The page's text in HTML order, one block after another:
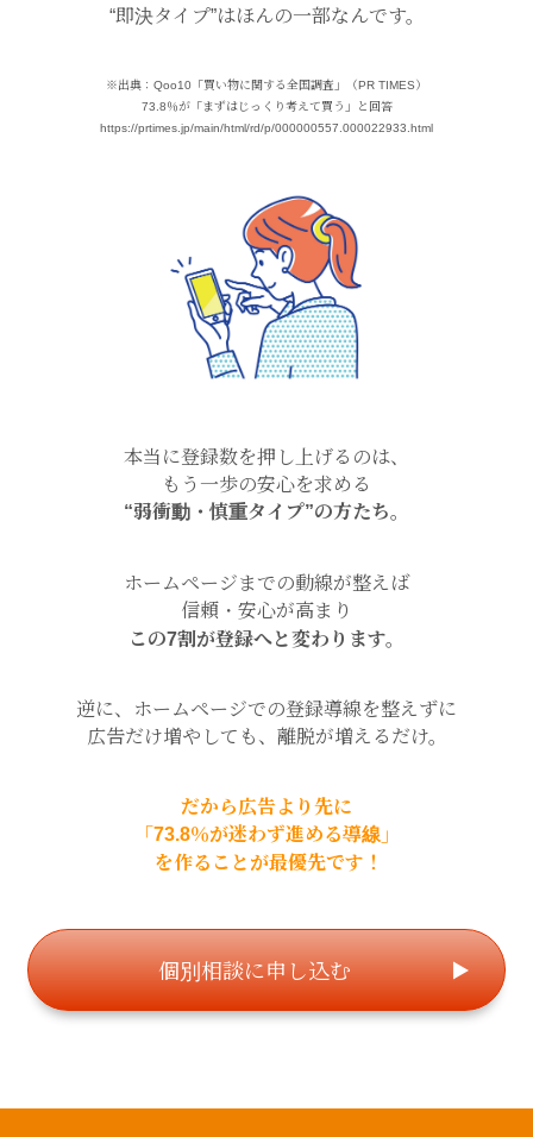
“即決タイプ”はほんの一部なんです。
※出典：Qoo10「買い物に関する全国調査」（PR TIMES）
73.8％が「まずはじっくり考えて買う」と回答
https://prtimes.jp/main/html/rd/p/000000557.000022933.html
本当に登録数を押し上げるのは、
もう一歩の安心を求める
“弱衝動・慎重タイプ”の方たち。
ホームページまでの動線が整えば
信頼・安心が高まり
この7割が登録へと変わります。
逆に、ホームページでの登録導線を整えずに
広告だけ増やしても、離脱が増えるだけ。
だから広告より先に
「73.8％が迷わず進める導線」
を作ることが最優先です！
個別相談に申し込む